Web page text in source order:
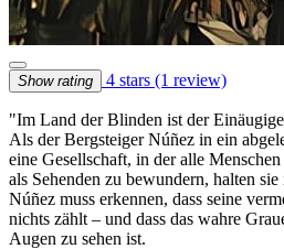
Show rating 4 stars (1 review)
"Im Land der Blinden ist der
Als der Bergsteiger Núñez in ein
eine Gesellschaft, in der alle
als Sehenden zu bewundern, halten
Núñez muss erkennen, dass seine
nichts zählt – und dass das wahre
Augen zu sehen ist.